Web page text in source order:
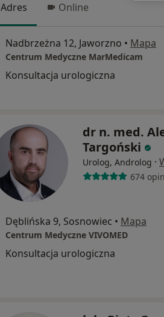
Adres Online
Nadbrzeżna 12, Jaworzno • Mapa
Centrum Medyczne MarMedicam
Konsultacja urologiczna
dr n. med.
Targoński
Urolog, Androlog ·
674
Dęblińska 9, Sosnowiec • Mapa
Centrum Medyczne VIVOMED
Konsultacja urologiczna